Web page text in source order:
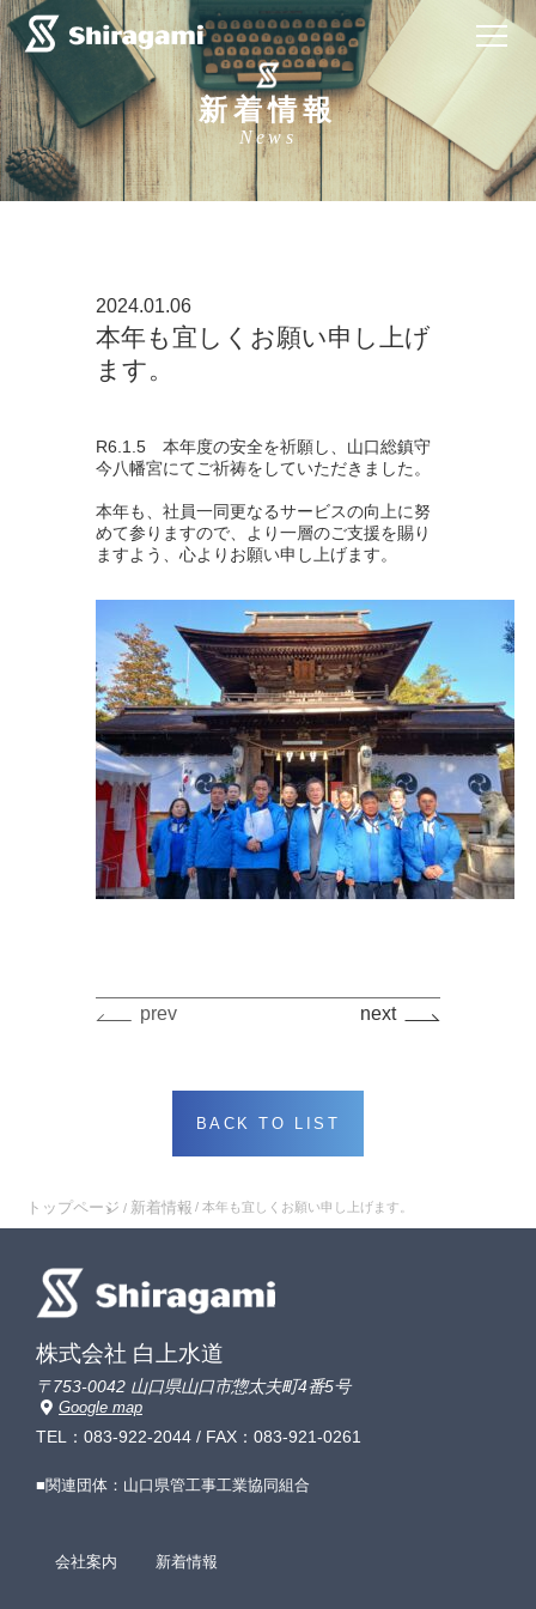
新着情報
News
2024.01.06
本年も宜しくお願い申し上げ
ます。
R6.1.5 本年度の安全を祈願し、山口総鎮守
今八幡宮にてご祈祷をしていただきました。
本年も、社員一同更なるサービスの向上に努
めて参りますので、より一層のご支援を賜り
ますよう、心よりお願い申し上げます。
prev next
BACK TO LIST
トップページ 新着情報 本年も宜しくお願い申し上げます。
株式会社 白上水道
〒753-0042 山口県山口市惣太夫町4番5号
Google map
TEL： 083-922-2044 / FAX：083-921-0261
■関連団体：山口県管工事工業協同組合
会社案内 新着情報